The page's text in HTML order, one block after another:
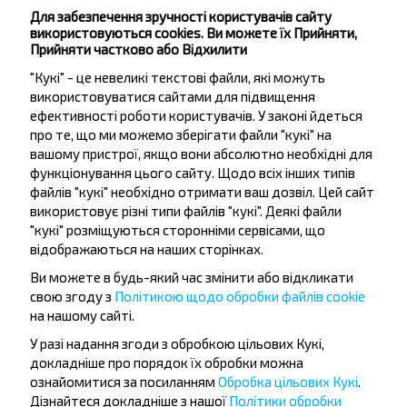
Не пропусти акції, знижки та спеціальні
пропозиції, INFOBUS. Підпишись на розсилку та
подорожуй з нами дешевше!
Підписатися
Питання - відповідь
Як забронювати квиток на автобус?
Для забезпечення зручності користувачів сайту
використовуються cookies. Ви можете їх Прийняти,
Прийняти частково або Відхилити
"Кукі" - це невеликі текстові файли, які можуть
використовуватися сайтами для підвищення
ефективності роботи користувачів. У законі йдеться
про те, що ми можемо зберігати файли "кукі" на
вашому пристрої, якщо вони абсолютно необхідні для
функціонування цього сайту. Щодо всіх інших типів
файлів "кукі" необхідно отримати ваш дозвіл. Цей сайт
використовує різні типи файлів "кукі". Деякі файли
"кукі" розміщуються сторонніми сервісами, що
відображаються на наших сторінках.
Ви можете в будь-який час змінити або відкликати
свою згоду з Політикою щодо обробки файлів cookie
на нашому сайті.
У разі надання згоди з обробкою цільових Кукі,
докладніше про порядок їх обробки можна
ознайомитися за посиланням Обробка цільових Кукі.
Дізнайтеся докладніше з нашої Політики обробки